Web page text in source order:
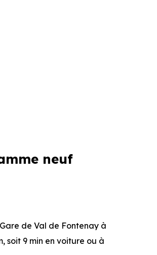
neuf
Gare de Val de Fontenay à
soit 9 min en voiture ou à